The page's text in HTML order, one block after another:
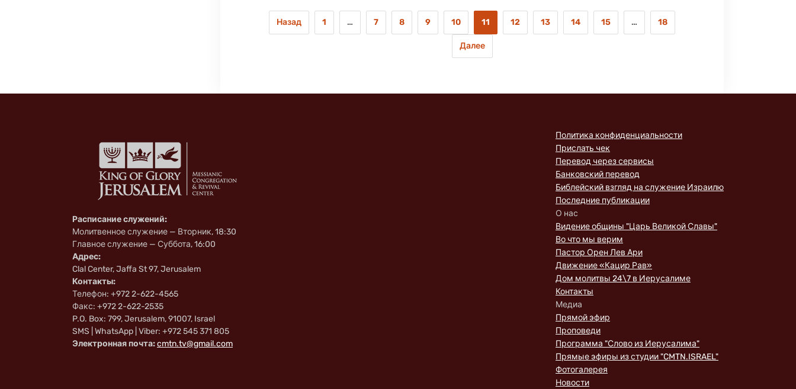
Назад 1 … 7 8 9 10 11 12 13 14 15 … 18
Далее
Расписание служений:
Молитвенное служение — Вторник, 18:30
Главное служение — Суббота, 16:00
Адрес:
Clal Center, Jaffa St 97, Jerusalem
Контакты:
Телефон: +972 2-622-4565
Факс: +972 2-622-2535
P.O. Box: 799, Jerusalem, 91007, Israel
SMS | WhatsApp | Viber: +972 545 371 805
Электронная почта:cmtn.tv@gmail.com
Политика конфиденциальности
Прислать чек
Перевод через сервисы
Банковский перевод
Библейский взгляд на служение Израилю
Последние публикации
О нас
Видение общины "Царь Великой Славы"
Во что мы верим
Пастор Орен Лев Ари
Движение «Кацир Рав»
Дом молитвы 24\7 в Иерусалиме
Контакты
Медиа
Прямой эфир
Проповеди
Программа "Слово из Иерусалима"
Прямые эфиры из студии "CMTN.ISRAEL"
Фотогалерея
Новости